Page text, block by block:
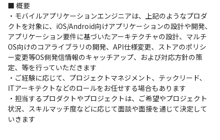
■ 概要
・モバイルアプリケーションエンジニアは、上記のようなプロダ
クトを対象に、iOS/Android向けアプリケーションの設計や開発、
アプリケーション要件に基づいたアーキテクチャの設計、マルチ
OS向けのコアライブラリの開発、API仕様変更、ストアのポリシ
ー変更等OS側発信情報のキャッチアップ、および対応方針の策
定、等を行っていただきます
・ご経験に応じて、プロジェクトマネジメント、テックリード、
ITアーキテクトなどのロールをお任せする場合もあります
・担当するプロダクトやプロジェクトは、ご希望やプロジェクト
状況、スキルマッチ度などに応じて面談や面接を通じて決定して
いきます